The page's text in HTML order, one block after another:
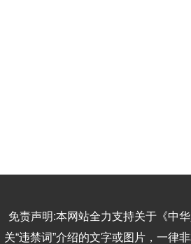
免责声明:本网站全力支持关于《中
关“违禁词”介绍的文字或图片，一律